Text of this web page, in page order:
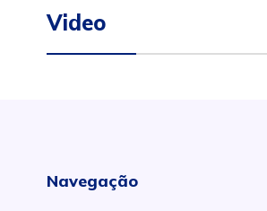
Video
Navegação